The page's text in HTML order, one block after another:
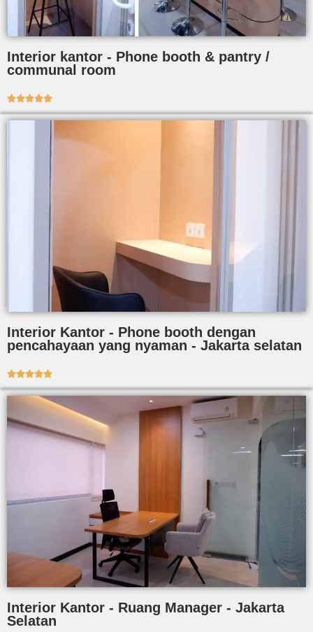
Interior kantor - Phone booth & pantry /
communal room

Interior Kantor - Phone booth dengan
pencahayaan yang nyaman - Jakarta selatan

Interior Kantor - Ruang Manager - Jakarta
Selatan